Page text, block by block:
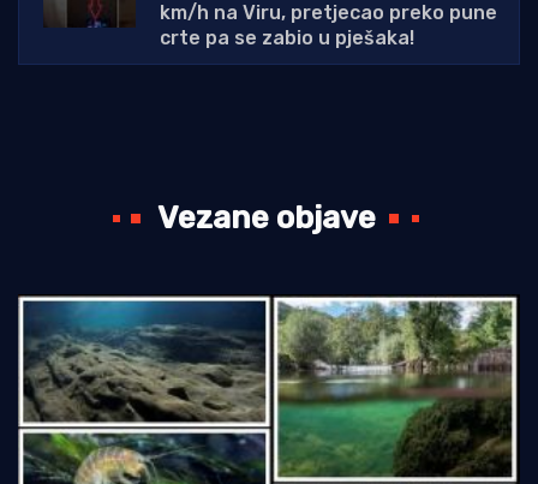
km/h na Viru, pretjecao preko pune
crte pa se zabio u pješaka!
Vezane objave